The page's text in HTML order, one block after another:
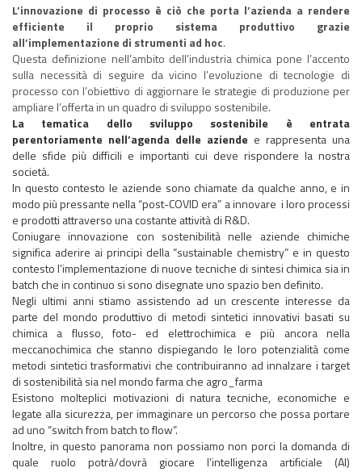
L’innovazione di processo è ciò che porta l’azienda a rendere
efficiente il proprio sistema produttivo grazie
all’implementazione di strumenti ad hoc.
Questa definizione nell’ambito dell’industria chimica pone l’accento
sulla necessità di seguire da vicino l’evoluzione di tecnologie di
processo con l’obiettivo di aggiornare le strategie di produzione per
ampliare l’offerta in un quadro di sviluppo sostenibile.
La tematica dello sviluppo sostenibile è entrata
perentoriamente nell’agenda delle aziende e rappresenta una
delle sfide più difficili e importanti cui deve rispondere la nostra
società.
In questo contesto le aziende sono chiamate da qualche anno, e in
modo più pressante nella “post-COVID era” a innovare i loro processi
e prodotti attraverso una costante attività diR&D.
Coniugare innovazione con sostenibilità nelle aziende chimiche
significa aderire ai principi della “sustainable chemistry” e in questo
contesto l’implementazione di nuove tecniche di sintesi chimica sia in
batch che in continuo si sono disegnate uno spazio ben definito.
Negli ultimi anni stiamo assistendo ad un crescente interesse da
parte del mondo produttivo di metodi sintetici innovativi basati su
chimica a flusso, foto- ed elettrochimica e più ancora nella
meccanochimica che stanno dispiegando le loro potenzialità come
metodi sintetici trasformativi che contribuiranno ad innalzare i target
di sostenibilità sia nel mondo farma che agro_farma
Esistono molteplici motivazioni di natura tecniche, economiche e
legate alla sicurezza, per immaginare un percorso che possa portare
ad uno “switch from batch to flow”.
Inoltre, in questo panorama non possiamo non porci la domanda di
quale ruolo potrà/dovrà giocare l’intelligenza artificiale (AI)